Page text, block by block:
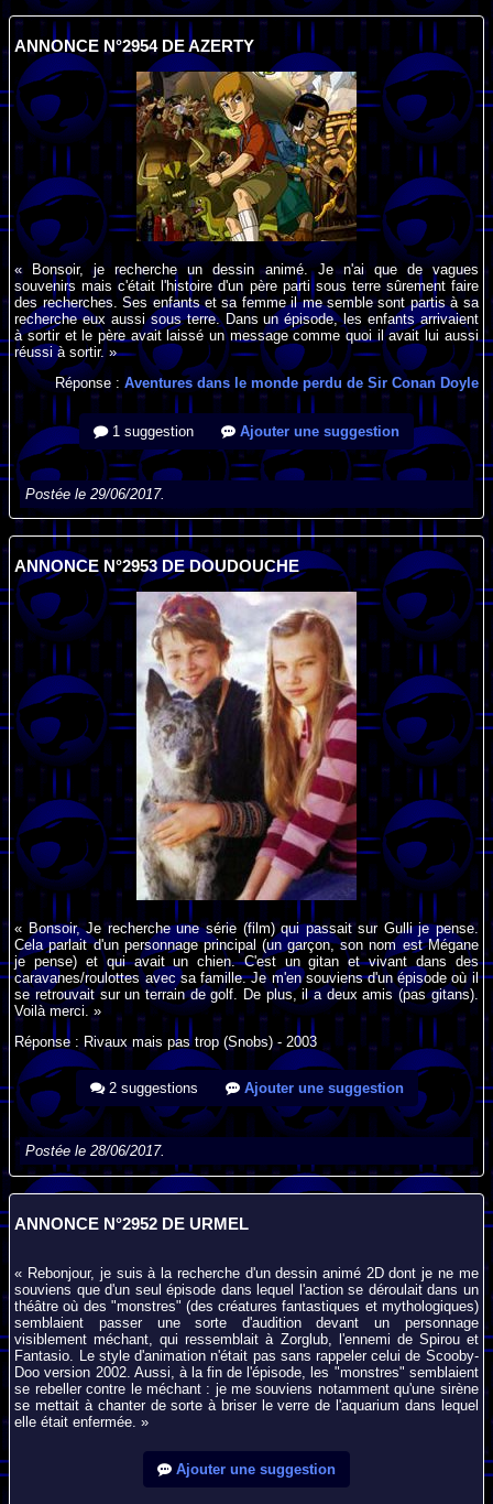
ANNONCE N°2954 DE AZERTY
« Bonsoir, je recherche un dessin animé. Je n'ai que de vagues
souvenirs mais c'était l'histoire d'un père parti sous terre sûrement faire
des recherches. Ses enfants et sa femme il me semble sont partis à sa
recherche eux aussi sous terre. Dans un épisode, les enfants arrivaient
à sortir et le père avait laissé un message comme quoi il avait lui aussi
réussi à sortir. »
Réponse : Aventures dans le monde perdu de Sir Conan Doyle
1 suggestion Ajouter une suggestion
Postée le 29/06/2017.
ANNONCE N°2953 DE DOUDOUCHE
« Bonsoir, Je recherche une série (film) qui passait sur Gulli je pense.
Cela parlait d'un personnage principal (un garçon, son nom est Mégane
je pense) et qui avait un chien. C'est un gitan et vivant dans des
caravanes/roulottes avec sa famille. Je m'en souviens d'un épisode où il
se retrouvait sur un terrain de golf. De plus, il a deux amis (pas gitans).
Voilà merci. »
Réponse : Rivaux mais pas trop (Snobs) - 2003
2 suggestions Ajouter une suggestion
Postée le 28/06/2017.
ANNONCE N°2952 DE URMEL
« Rebonjour, je suis à la recherche d'un dessin animé 2D dont je ne me
souviens que d'un seul épisode dans lequel l'action se déroulait dans un
théâtre où des "monstres" (des créatures fantastiques et mythologiques)
semblaient passer une sorte d'audition devant un personnage
visiblement méchant, qui ressemblait à Zorglub, l'ennemi de Spirou et
Fantasio. Le style d'animation n'était pas sans rappeler celui de Scooby-
Doo version 2002. Aussi, à la fin de l'épisode, les "monstres" semblaient
se rebeller contre le méchant : je me souviens notamment qu'une sirène
se mettait à chanter de sorte à briser le verre de l'aquarium dans lequel
elle était enfermée. »
Ajouter une suggestion